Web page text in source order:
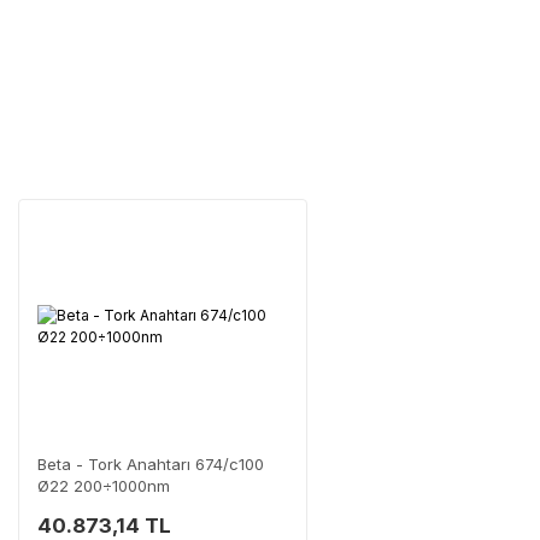
Tüm
Beta - Tork Anahtarı 674/c100
Ø22 200÷1000nm
40.873,14 TL